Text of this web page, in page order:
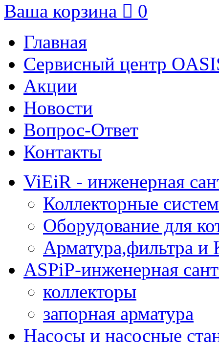
Ваша корзина  0
Главная
Сервисный центр
Акции
Новости
Вопрос-Ответ
Контакты
ViEiR - инженерная
Коллекторные
Оборудование для
Арматура,фильтра
ASPiP-инженерная
коллекторы
запорная арматура
Насосы и насосные